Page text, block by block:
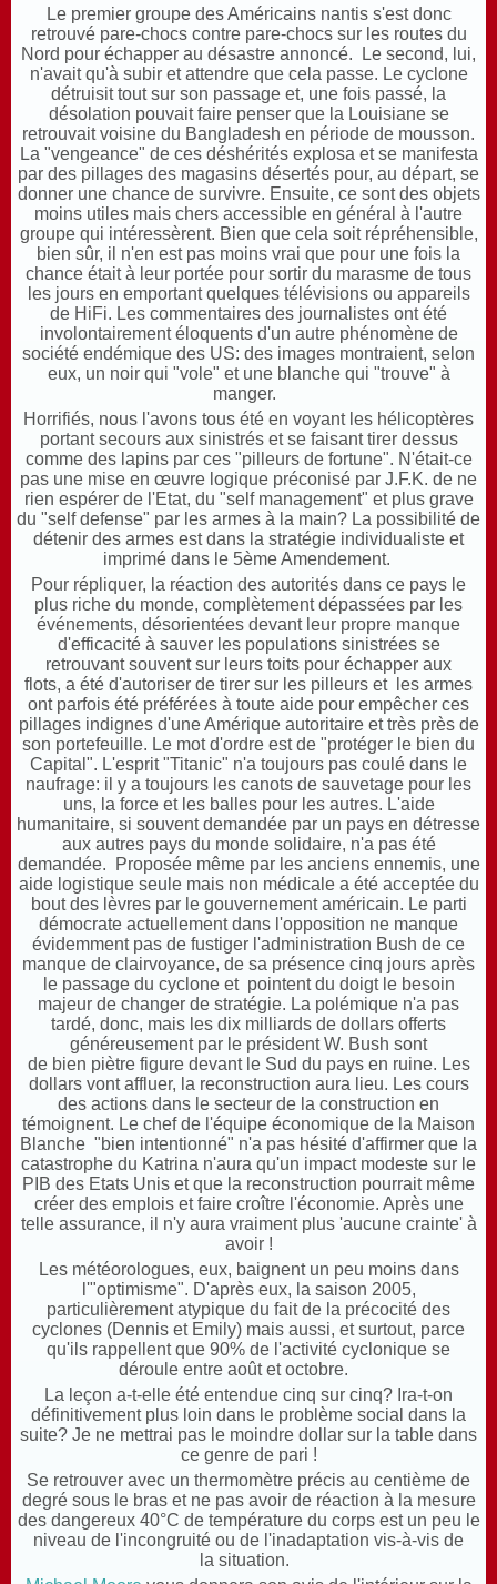
Le premier groupe des Américains nantis s'est donc
retrouvé pare-chocs contre pare-chocs sur les routes du
Nord pour échapper au désastre annoncé. Le second, lui,
n'avait qu'à subir et attendre que cela passe. Le cyclone
détruisit tout sur son passage et, une fois passé, la
désolation pouvait faire penser que la Louisiane se
retrouvait voisine du Bangladesh en période de mousson.
La "vengeance" de ces déshérités explosa et se manifesta
par des pillages des magasins désertés pour, au départ, se
donner une chance de survivre. Ensuite, ce sont des objets
moins utiles mais chers accessible en général à l'autre
groupe qui intéressèrent. Bien que cela soit répréhensible,
bien sûr, il n'en est pas moins vrai que pour une fois la
chance était à leur portée pour sortir du marasme de tous
les jours en emportant quelques télévisions ou appareils
de HiFi. Les commentaires des journalistes ont été
involontairement éloquents d'un autre phénomène de
société endémique des US: des images montraient, selon
eux, un noir qui "vole" et une blanche qui "trouve" à
manger.
Horrifiés, nous l'avons tous été en voyant les hélicoptères
portant secours aux sinistrés et se faisant tirer dessus
comme des lapins par ces "pilleurs de fortune". N'était-ce
pas une mise en œuvre logique préconisé par J.F.K. de ne
rien espérer de l'Etat, du "self management" et plus grave
du "self defense" par les armes à la main? La possibilité de
détenir des armes est dans la stratégie individualiste et
imprimé dans le 5ème Amendement.
Pour répliquer, la réaction des autorités dans ce pays le
plus riche du monde, complètement dépassées par les
événements, désorientées devant leur propre manque
d'efficacité à sauver les populations sinistrées se
retrouvant souvent sur leurs toits pour échapper aux
flots, a été d'autoriser de tirer sur les pilleurs et les armes
ont parfois été préférées à toute aide pour empêcher ces
pillages indignes d'une Amérique autoritaire et très près de
son portefeuille. Le mot d'ordre est de "protéger le bien du
Capital". L'esprit "Titanic" n'a toujours pas coulé dans le
naufrage: il y a toujours les canots de sauvetage pour les
uns, la force et les balles pour les autres. L'aide
humanitaire, si souvent demandée par un pays en détresse
aux autres pays du monde solidaire, n'a pas été
demandée. Proposée même par les anciens ennemis, une
aide logistique seule mais non médicale a été acceptée du
bout des lèvres par le gouvernement américain. Le parti
démocrate actuellement dans l'opposition ne manque
évidemment pas de fustiger l'administration Bush de ce
manque de clairvoyance, de sa présence cinq jours après
le passage du cyclone et pointent du doigt le besoin
majeur de changer de stratégie. La polémique n'a pas
tardé, donc, mais les dix milliards de dollars offerts
généreusement par le président W. Bush sont
de bien piètre figure devant le Sud du pays en ruine. Les
dollars vont affluer, la reconstruction aura lieu. Les cours
des actions dans le secteur de la construction en
témoignent. Le chef de l'équipe économique de la Maison
Blanche "bien intentionné" n'a pas hésité d'affirmer que la
catastrophe du Katrina n'aura qu'un impact modeste sur le
PIB des Etats Unis et que la reconstruction pourrait même
créer des emplois et faire croître l'économie. Après une
telle assurance, il n'y aura vraiment plus 'aucune crainte' à
avoir !
Les météorologues, eux, baignent un peu moins dans
l'"optimisme". D'après eux, la saison 2005,
particulièrement atypique du fait de la précocité des
cyclones (Dennis et Emily) mais aussi, et surtout, parce
qu'ils rappellent que 90% de l'activité cyclonique se
déroule entre août et octobre.
La leçon a-t-elle été entendue cinq sur cinq? Ira-t-on
définitivement plus loin dans le problème social dans la
suite? Je ne mettrai pas le moindre dollar sur la table dans
ce genre de pari !
Se retrouver avec un thermomètre précis au centième de
degré sous le bras et ne pas avoir de réaction à la mesure
des dangereux 40°C de température du corps est un peu le
niveau de l'incongruité ou de l'inadaptation vis-à-vis de
la situation.